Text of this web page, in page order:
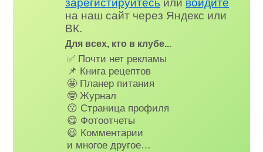
на наш сайт через Яндекс или
ВК.
Для всех, кто в клубе...
✅ Почти нет рекламы
📌 Книга рецептов
🤩 Планер питания
🤓 Журнал
😗 Страница профиля
😋 Фотоотчеты
😃 Комментарии
и многое другое…